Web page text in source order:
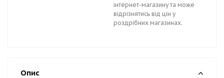
інтернет-магазину та може
відрізнятись від цін у
роздрібних магазинах.
Опис